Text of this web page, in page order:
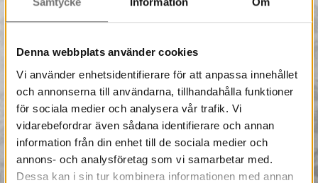
Denna webbplats använder cookies
Vi använder enhetsidentifierare för att anpassa innehållet
och annonserna till användarna, tillhandahålla funktioner
för sociala medier och analysera vår trafik. Vi
vidarebefordrar även sådana identifierare och annan
information från din enhet till de sociala medier och
annons- och analysföretag som vi samarbetar med.
Dessa kan i sin tur kombinera informationen med annan